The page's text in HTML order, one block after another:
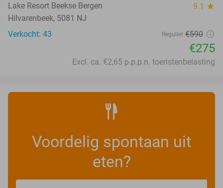
Lake Resort Beekse Bergen 9.1 star
Hilvarenbeek, 5081 NJ
Verkocht: 43
Regulier €590
€275
Excl. ca. €2,65 p.p.p.n. toeristenbelasting
Voordelig spontaan uit
eten?